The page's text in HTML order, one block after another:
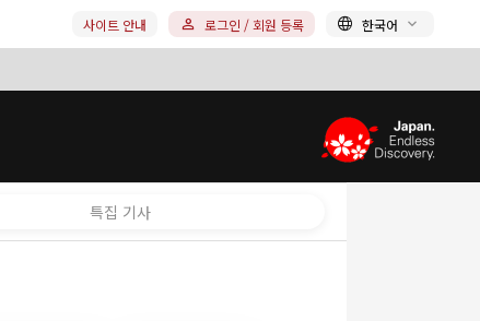
사이트 안내 로그인 / 회원 등록 한국어
특집 기사